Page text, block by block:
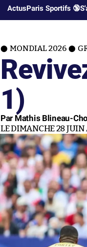
ActusParis Sportifs 🔞
MONDIAL 2026
1)
Par Mathis Blineau-
LE DIMANCHE 28 JUIN